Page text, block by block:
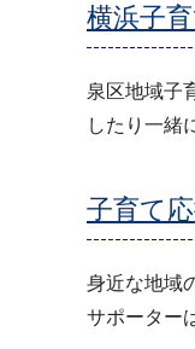
横浜子
泉区地域子
したり一緒
子育て
身近な地域
サポーター